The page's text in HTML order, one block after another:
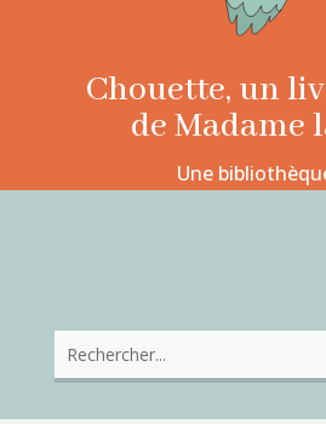
Chouette, un
de Madame
Une